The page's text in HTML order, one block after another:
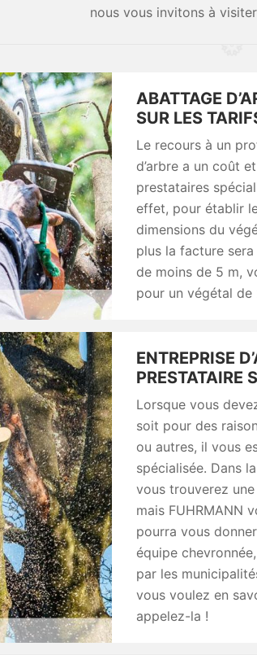
nous vous invitons à
ABATTAGE
SUR LES
Le recours à un
d’arbre a un coût
prestataires
effet, pour établir
dimensions du
plus la facture
de moins de 5 m,
pour un végétal
ENTREPRISE
PRESTATAIRE
Lorsque vous
soit pour des
ou autres, il vous
spécialisée. Dans
vous trouverez une
mais FUHRMANN
pourra vous
équipe
par les
vous voulez en
appelez-la !